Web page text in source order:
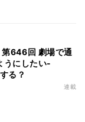
646回 劇場で通
うにしたい-
る？
連載